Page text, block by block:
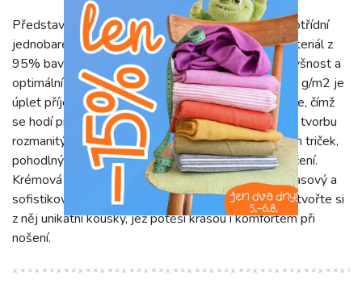
Představujeme Úplet PREMIUM light pebble, prvotřídní
jednobarevný úplet v elegantní krémové barvě. Materiál z
95% bavlny a 5% elastanu zaručuje hebkost, prodyšnost a
optimální pružnost pro stálost tvaru. S gramáží 240 g/m2 je
úplet příjemně plný, přesto lehký a šetrný k pokožce, čímž
se hodí pro celoroční využití. Šíře 150 cm umožňuje tvorbu
rozmanitých střihů. Úplet je ideální pro šití stylových triček,
pohodlných šatů, sukní, tunik, legín i dětského oblečení.
Krémová barva 'light pebble' dodává oděvům nadčasový a
sofistikovaný vzhled, jenž se snadno kombinuje. Vytvořte si
z něj unikátní kousky, jež potěší krásou i komfortem při
nošení.